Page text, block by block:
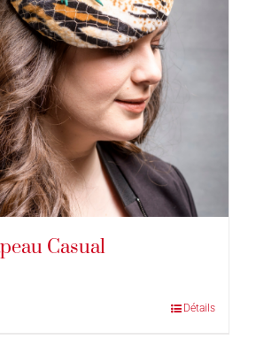
Casual
Détails